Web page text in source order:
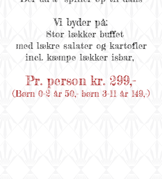
Vi byder på:
Stor lækker buffet
med lækre salater og kartofler
incl. kæmpe lækker isbar,
Pr. personkr. 299,-
(Børn 0-2 år 50,- børn 3-11 år 149,-)